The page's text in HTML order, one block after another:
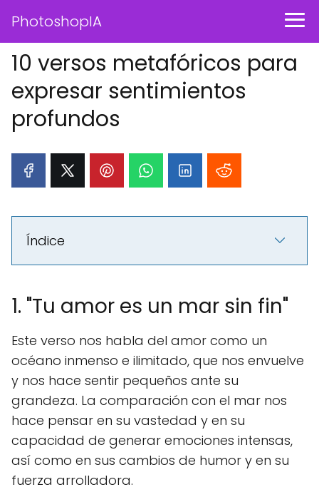
PhotoshopIA
10 versos metafóricos para
expresar sentimientos
profundos
Índice
1. "Tu amor es un mar sin fin"
Este verso nos habla del amor como un
océano inmenso e ilimitado, que nos envuelve
y nos hace sentir pequeños ante su
grandeza. La comparación con el mar nos
hace pensar en su vastedad y en su
capacidad de generar emociones intensas,
así como en sus cambios de humor y en su
fuerza arrolladora.